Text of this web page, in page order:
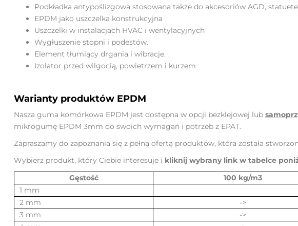
Podkładka antypoślizgowa stosowana także do akcesoriów AGD,
EPDM jako uszczelka konstrukcyjna
Uszczelki w instalacjach HVAC i wentylacyjnych
Wygłuszenie stopni i podestów.
Element tłumiący drgania i wibracje.
Izolator przed wilgocią, powietrzem i kurzem
Warianty produktów EPDM
Nasza guma komórkowa EPDM jest dostępna w opcji bezklejowej lub
mikrogumę EPDM 3mm do swoich wymagań i potrzeb z EPAT.
Zapraszamy do zapoznania się z pełną ofertą produktów, która została
Wybierz produkt, który Ciebie interesuje i kliknij wybrany link w tabelce
Gęstość
100 kg/m3
1 mm
2 mm
->
3 mm
->